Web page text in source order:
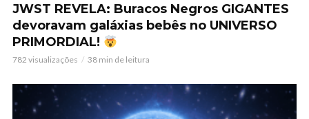
JWST REVELA: Buracos Negros GIGANTES
devoravam galáxias bebês no UNIVERSO
PRIMORDIAL!
782 visualizações 38 min de leitura